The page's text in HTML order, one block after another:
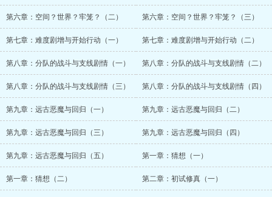
第六章：空间？世界？牢笼？（二） 第六章：空间？世界？牢笼？（三）
第七章：难度剧增与开始行动（一） 第七章：难度剧增与开始行动（二）
第八章：分队的战斗与支线剧情（一） 第八章：分队的战斗与支线剧情（二）
第八章：分队的战斗与支线剧情（三） 第八章：分队的战斗与支线剧情（四）
第九章：远古恶魔与回归（一） 第九章：远古恶魔与回归（二）
第九章：远古恶魔与回归（三） 第九章：远古恶魔与回归（四）
第九章：远古恶魔与回归（五） 第一章：猜想（一）
第一章：猜想（二） 第二章：初试修真（一）